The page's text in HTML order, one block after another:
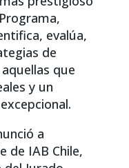
evalúa,
de
que
y un
a
de IAB Chile,